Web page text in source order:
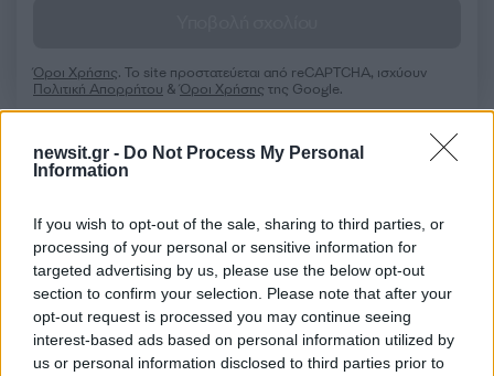
newsit.gr - Do Not Process My Personal
Information
If you wish to opt-out of the sale, sharing to third parties, or
processing of your personal or sensitive information for
targeted advertising by us, please use the below opt-out
section to confirm your selection. Please note that after your
opt-out request is processed you may continue seeing
interest-based ads based on personal information utilized by
us or personal information disclosed to third parties prior to
Όροι Χρήσης. Το site προστατεύεται από reCAPTCHA, ισχύουν
Πολιτική Απορρήτου &Όροι Χρήσης της Google.
ΠΑΤΗΣΙΑ
ΠΥΡΟΒΟΛΙΣΜΟΙ
Ακολουθήστε το Νewsit.gr στοGoogle Newsκαι
ενημερωθείτε πρώτοι για όλη την ειδησεογραφία και τα
τελευταία νέατης ημέρας